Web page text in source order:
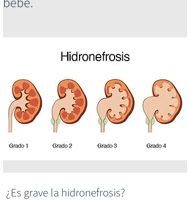
¿Es grave la hidronefrosis?